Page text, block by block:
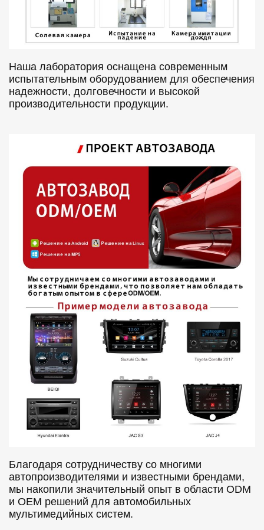
Наша лаборатория оснащена современным
испытательным оборудованием для обеспечения
надежности, долговечности и высокой
производительности продукции.
Благодаря сотрудничеству со многими
автопроизводителями и известными брендами,
мы накопили значительный опыт в области ODM
и OEM решений для автомобильных
мультимедийных систем.